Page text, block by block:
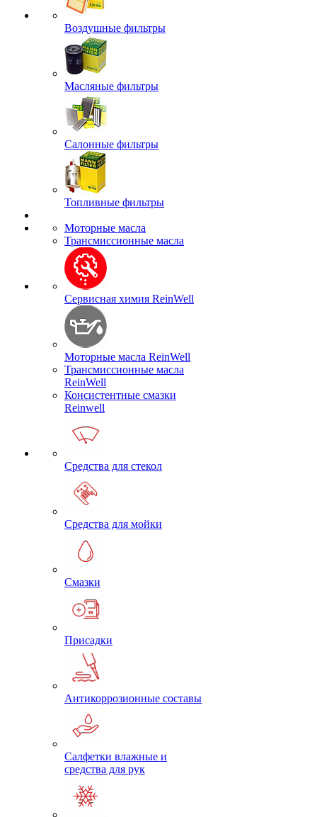
Воздушные фильтры
Масляные фильтры
Салонные фильтры
Топливные фильтры
Моторные масла
Трансмиссионные масла
Сервисная химия ReinWell
Моторные масла ReinWell
Трансмиссионные масла
ReinWell
Консистентные смазки
Reinwell
Средства для стекол
Средства для мойки
Смазки
Присадки
Антикоррозионные составы
Салфетки влажные и
средства для рук